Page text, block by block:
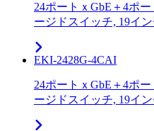
24ポートｘGbE＋4ポ
ージドスイッチ, 19イ
EKI-2428G-4CAI
24ポートｘGbE＋4ポ
ージドスイッチ, 19イ